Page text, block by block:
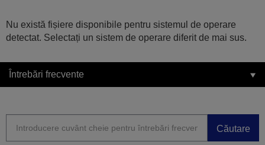
Nu există fișiere disponibile pentru sistemul de operare
detectat. Selectați un sistem de operare diferit de mai sus.
Întrebări frecvente
Căutare